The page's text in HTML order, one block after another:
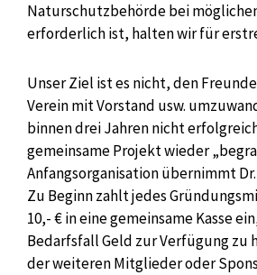
Naturschutzbehörde bei
erforderlich ist, halten wir für
Unser Ziel ist es nicht, den
Verein mit Vorstand usw.
binnen drei Jahren nicht
gemeinsame Projekt wieder
Anfangsorganisation übernimmt
Zu Beginn zahlt jedes
10,- € in eine gemeinsame Kasse
Bedarfsfall Geld zur Verfügung zu
der weiteren Mitglieder oder